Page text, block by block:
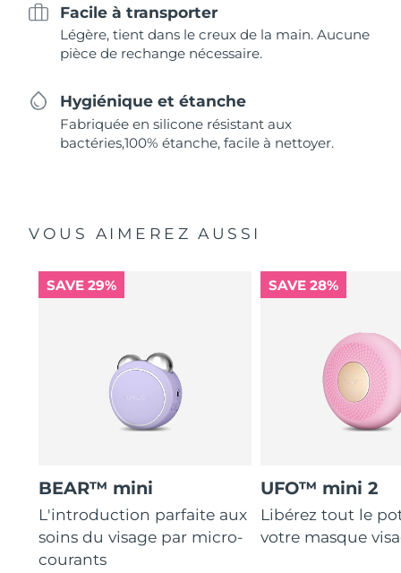
Facile à transporter
Légère, tient dans le creux de la main. Aucune
pièce de rechange nécessaire.
Hygiénique et étanche
Fabriquée en silicone résistant aux
bactéries,100% étanche, facile à nettoyer.
VOUS AIMEREZ AUSSI
SAVE 29%
BEAR™ mini
L'introduction parfaite aux
soins du visage par micro-
courants
SAVE 28%
UFO™ mini 2
Libérez tout le
votre masque